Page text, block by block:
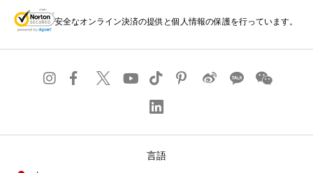
安全なオンライン決済の提供と個人情報の保護を行っています。
言語